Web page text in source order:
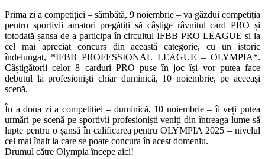
Prima zi a competiției – sâmbătă, 9 noiembrie – va găzdui competiția
pentru sportivii amatori pregătiți să câștige râvnitul card PRO și
totodată șansa de a participa în circuitul IFBB PRO LEAGUE și la
cel mai apreciat concurs din această categorie, cu un istoric
îndelungat, *IFBB PROFESSIONAL LEAGUE – OLYMPIA*.
Câștigătorii celor 8 carduri PRO puse în joc își vor putea face
debutul la profesioniști chiar duminică, 10 noiembrie, pe aceeași
scenă.
În a doua zi a competiției – duminică, 10 noiembrie – îi veți putea
urmări pe scenă pe sportivii profesioniști veniți din întreaga lume să
lupte pentru o șansă în calificarea pentru OLYMPIA 2025 – nivelul
cel mai înalt la care se poate concura în acest domeniu.
Drumul către Olympia începe aici!